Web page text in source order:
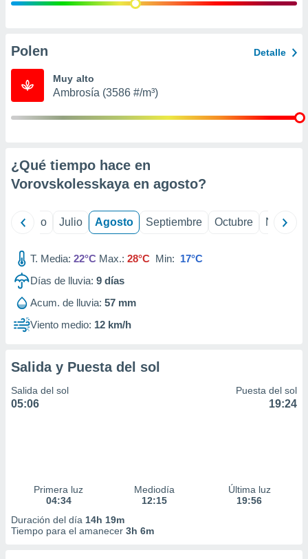
e
publicidad
Polen Detalle
Muy alto
Ambrosía (3586 #/m³)
¿Qué tiempo hace en
Vorovskolesskaya en agosto?
Junio Julio Agosto Septiembre Octubre
T. Media: 22°C Max.: 28°C Min: 17°C
Días de lluvia: 9 días
Acum. de lluvia: 57 mm
Viento medio: 12 km/h
Salida y Puesta del sol
Salida del sol
05:06
Puesta del sol
19:24
Primera luz
04:34
Mediodía
12:15
Última luz
19:56
Duración del día 14h 19m
Tiempo para el amanecer 3h 6m